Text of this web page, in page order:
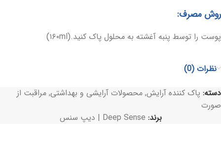
روش مصرف:
پوست را توسط پنبه آغشته به محلول پاک کنید.(۱۶۰ml)
نظرات (0)
دسته: پاک کننده آرایش, محصولات آرایشی و بهداشتی, مراقبت از
صورت
برند: Deep Sense | دیپ سنس